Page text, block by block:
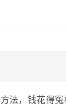
法，钱花得